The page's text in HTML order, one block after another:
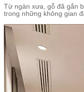
Từ ngàn xưa, gỗ đã gắn
trong những không gian